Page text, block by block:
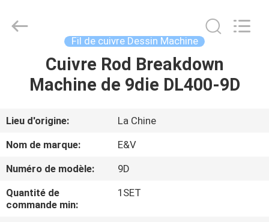
MAISON
AU
SUJET
NOUS
JIAXING
JICHENG
Fil de cuivre Dessin Machine
Cuivre Rod Breakdown
Machine de 9die DL400-9D
Lieu d'origine:
La Chine
Nom de marque:
E&V
Numéro de modèle:
9D
Quantité de
commande min:
1SET